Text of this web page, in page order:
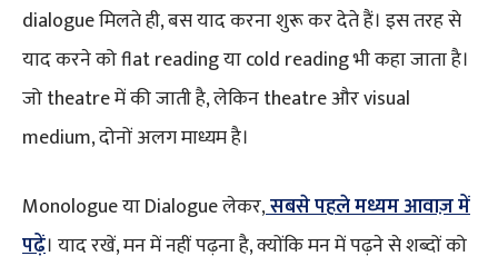
dialogue मिलते ही, बस याद करना शुरू कर देते हैं। इस तरह से
याद करने को flat reading या cold reading भी कहा जाता है।
जो theatre में की जाती है, लेकिन theatre और visual
medium, दोनों अलग माध्यम है।
Monologue या Dialogue लेकर,सबसे पहले मध्यम आवाज़ में
पढ़ें। याद रखें, मन में नहीं पढ़ना है, क्योंकि मन में पढ़ने से शब्दों को